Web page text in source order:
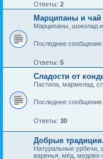
Ответы: 2
Марципаны и чай
Марципаны, шоколад
Последнее сообщение
Ответы: 5
Сладости от
Пастила, мармелад,
Последнее сообщение
Ответы: 30
Добрые
Натуральные урбечи,
варенья, мёд,